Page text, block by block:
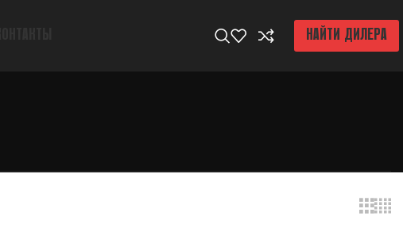
НАЙТИ ДИЛЕРА